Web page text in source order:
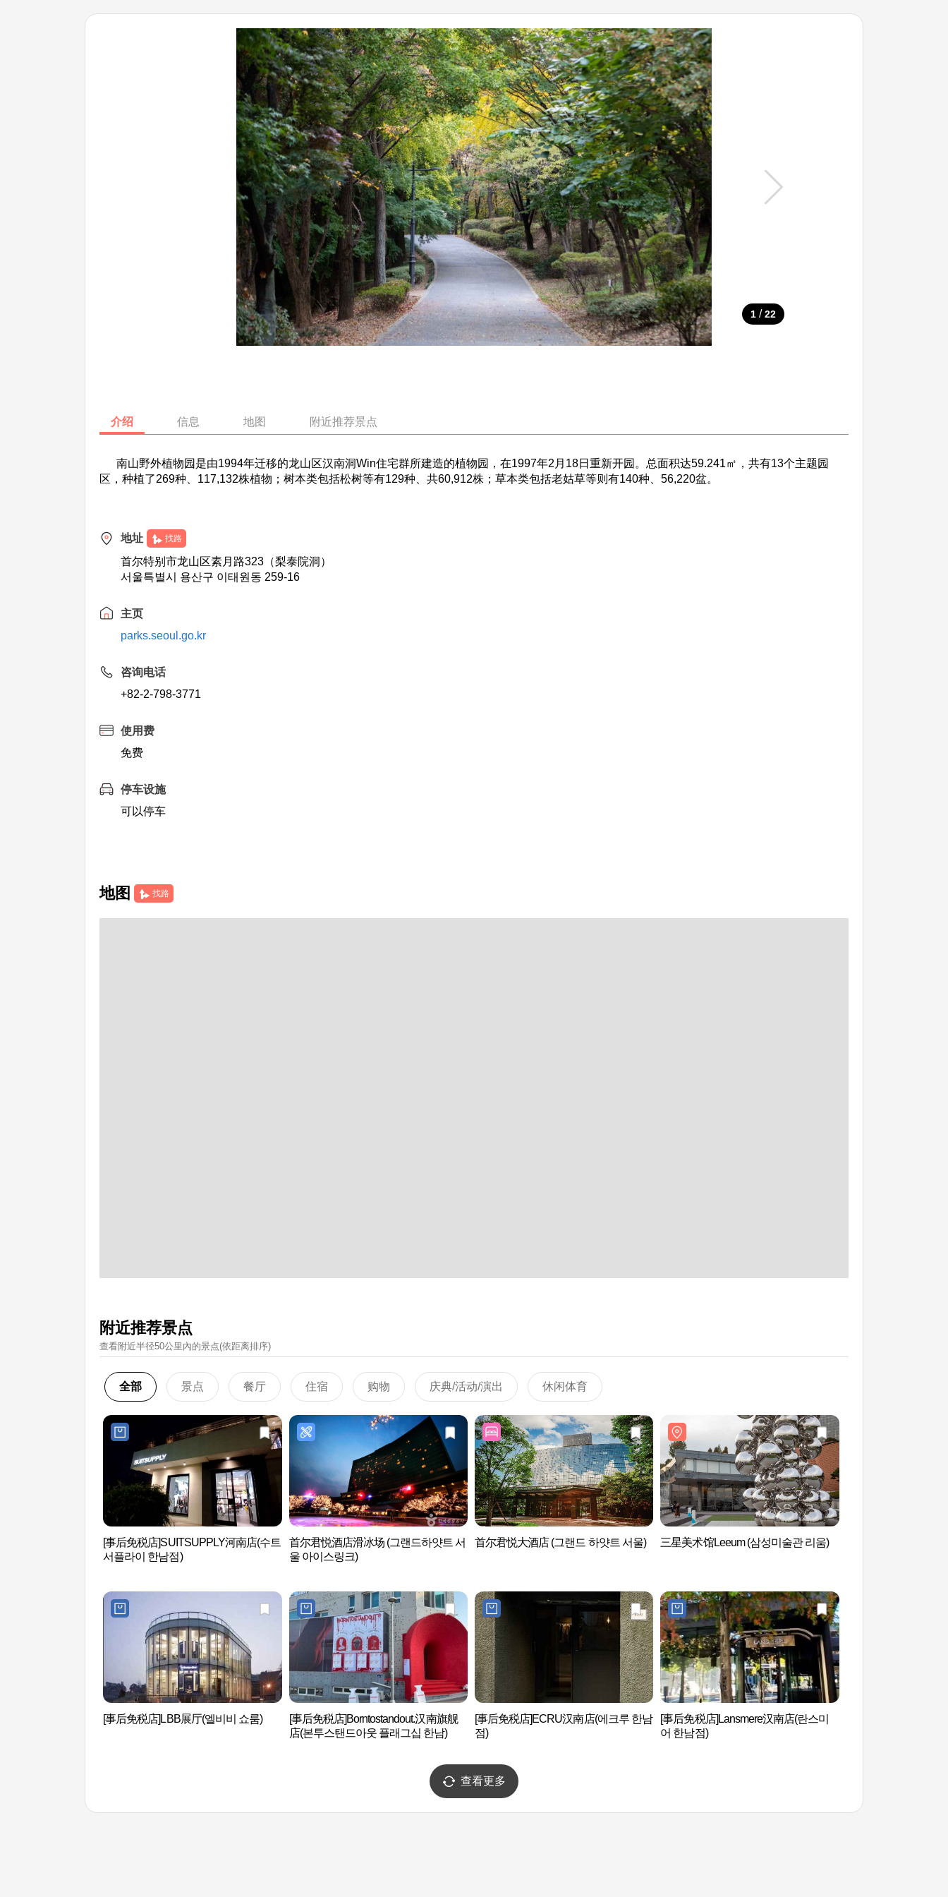
1 / 22
介绍 信息 地图 附近推荐景点
南山野外植物园是由1994年迁移的龙山区汉南洞Win住宅群所建造的植物园，在1997年2月18日重新开园。总面积达59.241㎡，共有13个主题园
区，种植了269种、117,132株植物；树本类包括松树等有129种、共60,912株；草本类包括老姑草等则有140种、56,220盆。
地址 找路
首尔特别市龙山区素月路323（梨泰院洞）
서울특별시 용산구 이태원동 259-16
主页
parks.seoul.go.kr
咨询电话
+82-2-798-3771
使用费
免费
停车设施
可以停车
地图 找路
附近推荐景点
查看附近半径50公里內的景点(依距离排序)
全部 景点 餐厅 住宿 购物 庆典/活动/演出 休闲体育
[事后免税店]SUITSUPPLY河南店(수트
서플라이 한남점)
首尔君悦酒店滑冰场 (그랜드하얏트 서
울 아이스링크)
首尔君悦大酒店 (그랜드 하얏트 서울) 三星美术馆Leeum (삼성미술관 리움)
[事后免税店]LBB展厅(엘비비 쇼룸)
[事后免税店]Borntostandout.汉南旗舰
店(본투스탠드아웃 플래그십 한남)
[事后免税店]ECRU汉南店(에크루 한남
점)
[事后免税店]Lansmere汉南店(란스미
어 한남점)
查看更多